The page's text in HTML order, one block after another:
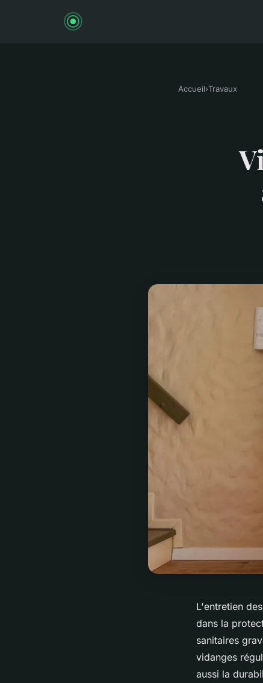
Accueil›Travaux
L'entretien
dans la
sanitaires
vidanges
aussi la